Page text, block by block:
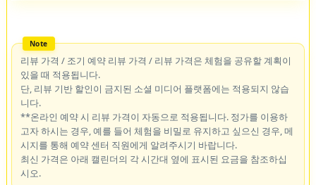
리뷰 가격 / 조기 예약 리뷰 가격 / 리뷰 가격은 체험을 공유할 계획이
있을 때 적용됩니다.
단, 리뷰 기반 할인이 금지된 소셜 미디어 플랫폼에는 적용되지 않습
니다.
**온라인 예약 시 리뷰 가격이 자동으로 적용됩니다. 정가를 이용하
고자 하시는 경우, 예를 들어 체험을 비밀로 유지하고 싶으신 경우, 메
시지를 통해 예약 센터 직원에게 알려주시기 바랍니다.
최신 가격은 아래 캘린더의 각 시간대 옆에 표시된 요금을 참조하십
시오.